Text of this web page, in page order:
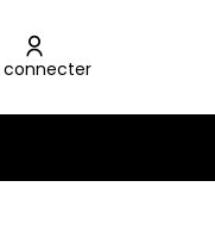
connecter